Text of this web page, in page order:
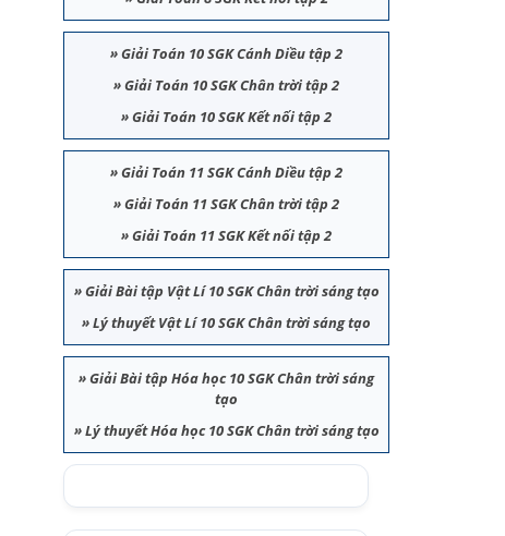
»Giải Toán 10 SGK Cánh Diều tập 2
»Giải Toán 10 SGK Chân trời tập 2
»Giải Toán 10 SGK Kết nối tập 2
»Giải Toán 11 SGK Cánh Diều tập 2
»Giải Toán 11 SGK Chân trời tập 2
»Giải Toán 11 SGK Kết nối tập 2
»Giải Bài tập Vật Lí 10 SGK Chân trời sáng tạo
»Lý thuyết Vật Lí 10 SGK Chân trời sáng tạo
»Giải Bài tập Hóa học 10 SGK Chân trời sáng
tạo
»Lý thuyết Hóa học 10 SGK Chân trời sáng tạo